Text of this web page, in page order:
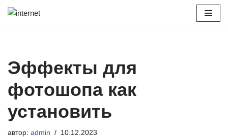
Эффекты для
фотошопа как
установить
автор: admin 10.12.2023